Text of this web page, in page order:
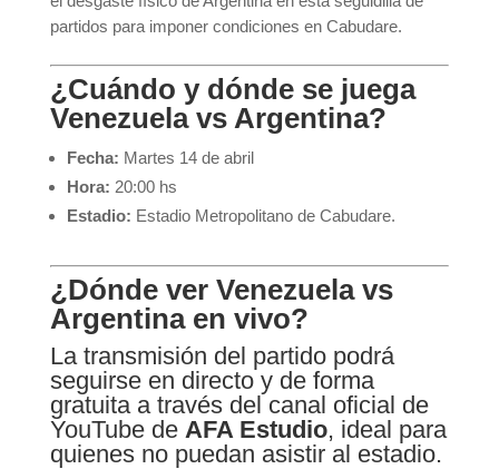
partidos para imponer condiciones en Cabudare.
¿Cuándo y dónde se juega
Venezuela vs Argentina?
Fecha: Martes 14 de abril
Hora: 20:00 hs
Estadio: Estadio Metropolitano de Cabudare.
¿Dónde ver Venezuela vs
Argentina en vivo?
La transmisión del partido podrá
seguirse en directo y de forma
gratuita a través del canal oficial de
YouTube de AFA Estudio, ideal para
quienes no puedan asistir al estadio.